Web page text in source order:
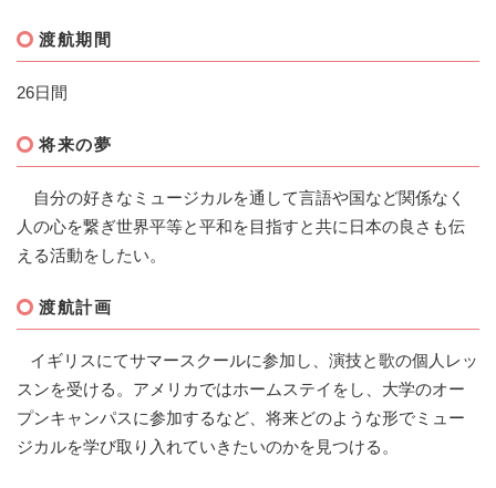
渡航期間
26日間
将来の夢
自分の好きなミュージカルを通して言語や国など関係なく
人の心を繋ぎ世界平等と平和を目指すと共に日本の良さも伝
える活動をしたい。
渡航計画
イギリスにてサマースクールに参加し、演技と歌の個人レッ
スンを受ける。アメリカではホームステイをし、大学のオー
プンキャンパスに参加するなど、将来どのような形でミュー
ジカルを学び取り入れていきたいのかを見つける。